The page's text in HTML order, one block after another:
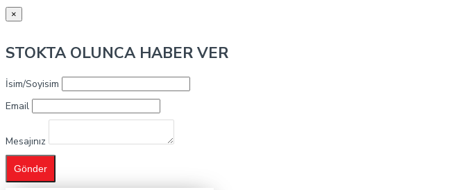
×
STOKTA OLUNCA HABER VER
İsim/Soyisim
Email
Mesajınız
Gönder